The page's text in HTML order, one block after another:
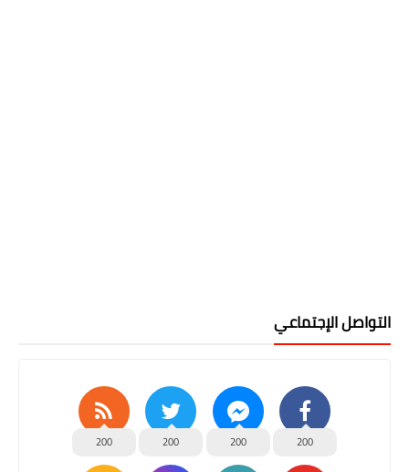
التواصل الإجتماعي
200
200
200
200